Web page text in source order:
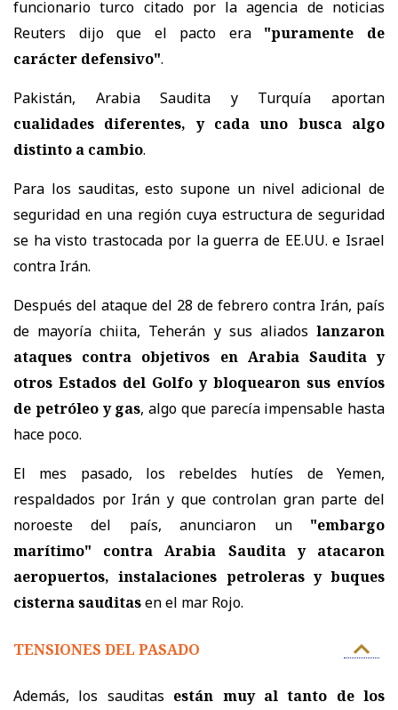
funcionario turco citado por la agencia de noticias
Reuters dijo que el pacto era "puramente de
carácter defensivo".
Pakistán, Arabia Saudita y Turquía aportan
cualidades diferentes, y cada uno busca algo
distinto a cambio.
Para los sauditas, esto supone un nivel adicional de
seguridad en una región cuya estructura de seguridad
se ha visto trastocada por la guerra de EE.UU. e Israel
contra Irán.
Después del ataque del 28 de febrero contra Irán, país
de mayoría chiita, Teherán y sus aliados lanzaron
ataques contra objetivos en Arabia Saudita y
otros Estados del Golfo y bloquearon sus envíos
de petróleo y gas, algo que parecía impensable hasta
hace poco.
El mes pasado, los rebeldes hutíes de Yemen,
respaldados por Irán y que controlan gran parte del
noroeste del país, anunciaron un"embargo
marítimo" contra Arabia Saudita y atacaron
aeropuertos, instalaciones petroleras y buques
cisterna sauditasen el mar Rojo.
TENSIONES DEL PASADO
Además, los sauditas están muy al tanto de los